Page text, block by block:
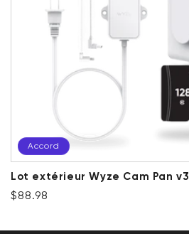
Accord
Lot extérieur Wyze Cam Pan v3
Prix ​​régulier
Accord
$88.98